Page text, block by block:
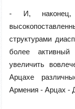
- И, наконец,
структурами
более активный
увеличить
Арцахе
Армения - Арцах -